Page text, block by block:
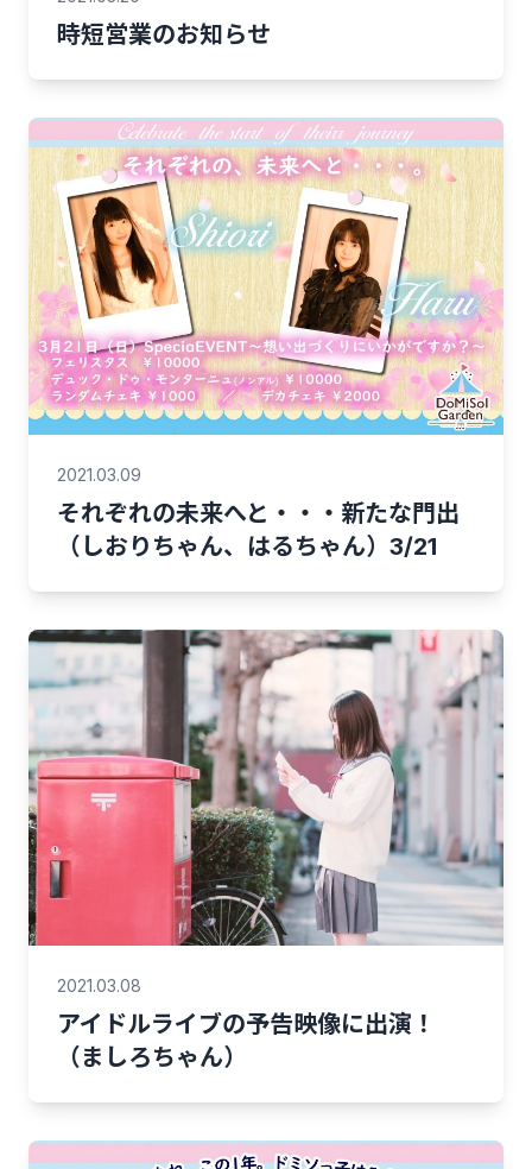
時短営業のお知らせ
2021.03.09
それぞれの未来へと・・・新たな門出
（しおりちゃん、はるちゃん）3/21
2021.03.08
アイドルライブの予告映像に出演！
（ましろちゃん）